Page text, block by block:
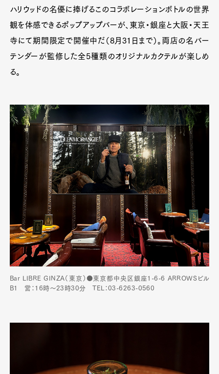
ハリウッドの名優に捧げるこのコラボレーションボトルの世界
観を体感できるポップアップバーが、東京・銀座と大阪・天王
寺にて期間限定で開催中だ（8月31日まで）。両店の名バー
テンダーが監修した全5種類のオリジナルカクテルが楽しめ
る。
Bar LIBRE GINZA（東京）●東京都中央区銀座1-6-6 ARROWSビル
B1 営：16時～23時30分 TEL：03-6263-0560